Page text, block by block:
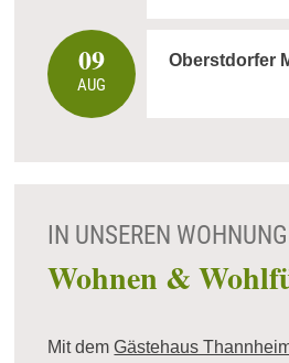
09
AUG
Oberstdorfer
IN UNSEREN
Wohnen &
Mit demGästehaus